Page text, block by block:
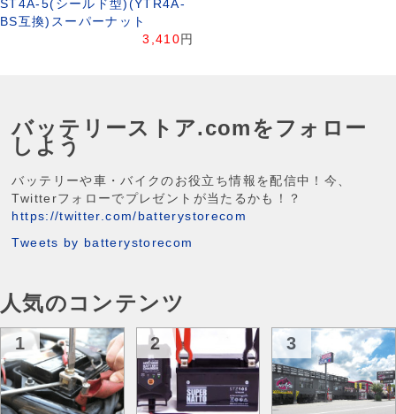
ST4A-5(シールド型)(YTR4A-
BS互換)スーパーナット
3,410円
バッテリーストア.comをフォロー
しよう
バッテリーや車・バイクのお役立ち情報を配信中！今、
Twitterフォローでプレゼントが当たるかも！？
https://twitter.com/batterystorecom
Tweets by batterystorecom
人気のコンテンツ
1 2 3